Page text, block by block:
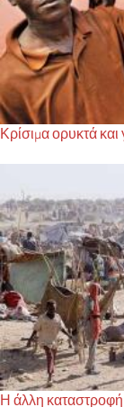
Κρίσιμα ορυκτά
Η άλλη